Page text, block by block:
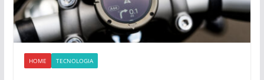
HOME TECNOLOGIA